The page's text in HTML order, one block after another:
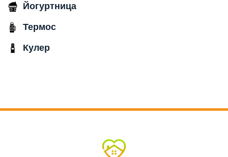
Йогуртница
Термос
Кулер